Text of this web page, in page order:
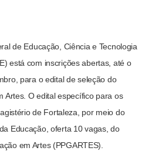
de Educação, Ciência e Tecnologia
está com inscrições abertas, até o
para o edital de seleção do
Artes. O edital específico para os
de Fortaleza, por meio do
Educação, oferta 10 vagas, do
em Artes (PPGARTES).